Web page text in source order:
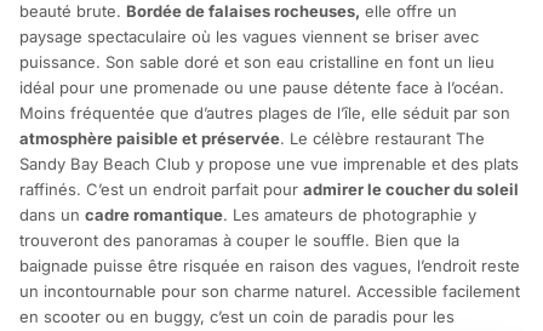
beauté brute. Bordée de falaises rocheuses, elle offre un
paysage spectaculaire où les vagues viennent se briser avec
puissance. Son sable doré et son eau cristalline en font un lieu
idéal pour une promenade ou une pause détente face à l’océan.
Moins fréquentée que d’autres plages de l’île, elle séduit par son
atmosphère paisible et préservée. Le célèbre restaurant The
Sandy Bay Beach Club y propose une vue imprenable et des plats
raffinés. C’est un endroit parfait pour admirer le coucher du soleil
dans un cadre romantique. Les amateurs de photographie y
trouveront des panoramas à couper le souffle. Bien que la
baignade puisse être risquée en raison des vagues, l’endroit reste
un incontournable pour son charme naturel. Accessible facilement
en scooter ou en buggy, c’est un coin de paradis pour les